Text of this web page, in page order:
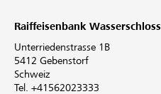
Raiffeisenbank Wasserschloss
Unterriedenstrasse 1B
5412 Gebenstorf
Schweiz
Tel. +41562023333